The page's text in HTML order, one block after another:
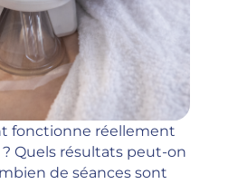
fonctionne réellement
? Quels résultats peut-on
de séances sont